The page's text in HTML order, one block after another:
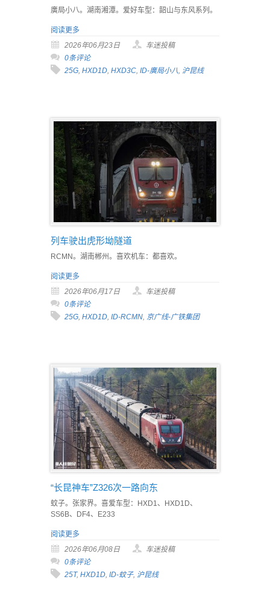
廣局小八。湖南湘潭。爱好车型：韶山与东风系列。
阅读更多
2026年06月23日
车迷投稿
0条评论
25G HXD1D HXD3C ID-廣局小八 沪昆线
列车驶出虎形坳隧道
RCMN。湖南郴州。喜欢机车：都喜欢。
阅读更多
2026年06月17日
车迷投稿
0条评论
25G, HXD1D, ID-RCMN, 京广线-广铁集团
“长昆神车”Z326次一路向东
蚊子。张家界。喜爱车型：HXD1、HXD1D、
SS6B、DF4、E233
阅读更多
2026年06月08日
车迷投稿
0条评论
25T, HXD1D ID-蚊子, 沪昆线